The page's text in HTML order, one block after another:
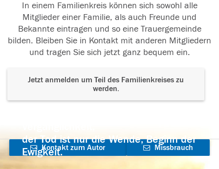
In einem Familienkreis können sich sowohl alle
Mitglieder einer Familie, als auch Freunde und
Bekannte eintragen und so eine Trauergemeinde
bilden. Bleiben Sie in Kontakt mit anderen Mitgliedern
und tragen Sie sich jetzt ganz bequem ein.
Jetzt anmelden um Teil des Familienkreises zu
werden.
der Tod ist nur die Wende, Beginn der
Ewigkeit.
Kontakt zum Autor
aufnehmen
Missbrauch